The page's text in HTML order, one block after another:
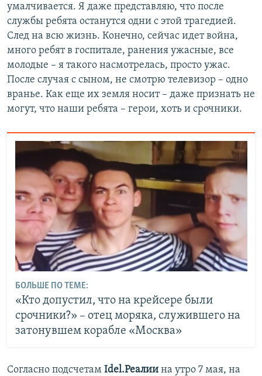
умалчивается. Я даже представляю, что после
службы ребята останутся одни с этой трагедией.
След на всю жизнь. Конечно, сейчас идет война,
много ребят в госпитале, ранения ужасные, все
молодые – я такого насмотрелась, просто ужас.
После случая с сыном, не смотрю телевизор – одно
вранье. Как еще их земля носит – даже признать не
могут, что наши ребята – герои, хоть и срочники.
БОЛЬШЕ ПО ТЕМЕ:
«Кто допустил, что на крейсере были
срочники?» – отец моряка, служившего на
затонувшем корабле «Москва»
Согласно подсчетам Idel.Реалии на утро 7 мая, на